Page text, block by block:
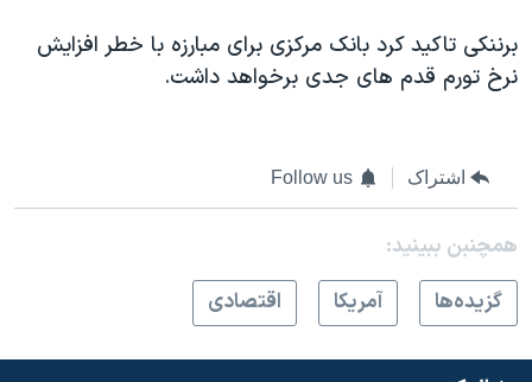
برننکی تاکید کرد بانک مرکزی برای مبارزه با خطر افزایش
نرخ تورم قدم های جدی برخواهد داشت.
اشتراک Follow us
همچنبن ببینید:
گزيده‌ها
آمريکا اقتصادی